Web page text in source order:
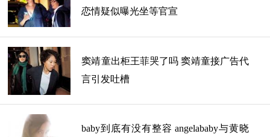
代表作品：《斗鱼》《仙剑奇侠传》《下一站，幸
福》《古今大战秦俑情》
主要成就：
优酷影视盛典开年风尚女演员奖
恋情疑似曝光坐等官宣
窦靖童出柜王菲哭了吗 窦靖童接广告代
言引发吐槽
baby到底有没有整容 angelababy与黄晓